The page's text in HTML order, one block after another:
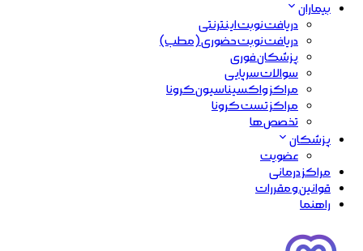
بیماران
دریافت نوبت اینترنتی
دریافت نوبت حضوری (مطب)
پزشکان فوری
سوالات سرپایی
مراکز واکسیناسیون کرونا
مراکز تست کرونا
تخصص ها
پزشکان
عضویت
مراکز درمانی
قوانین و مقررات
راهنما